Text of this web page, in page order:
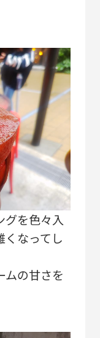
グを色々入
くなってし
ムの甘さを